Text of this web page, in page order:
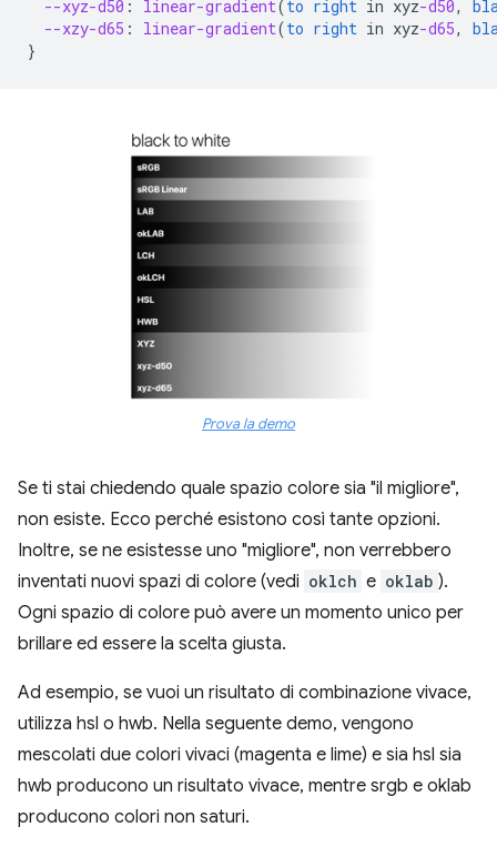
--xyz-d50 : linear-gradient(to right in xyz-d50,
--xzy-d65 : linear-gradient(to right in xyz-d65,
}
Prova la demo
Se ti stai chiedendo quale spazio colore sia "il migliore",
non esiste. Ecco perché esistono così tante opzioni.
Inoltre, se ne esistesse uno "migliore", non verrebbero
inventati nuovi spazi di colore (vedi oklch e oklab ).
Ogni spazio di colore può avere un momento unico per
brillare ed essere la scelta giusta.
Ad esempio, se vuoi un risultato di combinazione vivace,
utilizza hsl o hwb. Nella seguente demo, vengono
mescolati due colori vivaci (magenta e lime) e sia hsl sia
hwb producono un risultato vivace, mentre srgb e oklab
producono colori non saturi.